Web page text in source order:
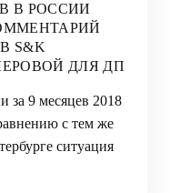
В РОССИИ
S&K
ДЛЯ ДП
за 9 месяцев 2018
с тем же
ситуация